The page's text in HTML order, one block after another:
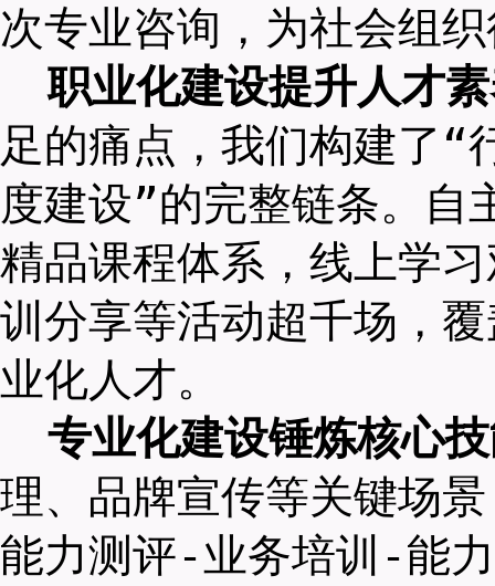
次专业咨询，为社会组
职业化建设提升人才
足的痛点，我们构建了
度建设”的完整链条。
精品课程体系，线上学
训分享等活动超千场，
业化人才。
专业化建设锤炼核心
理、品牌宣传等关键场
能力测评-业务培训-能